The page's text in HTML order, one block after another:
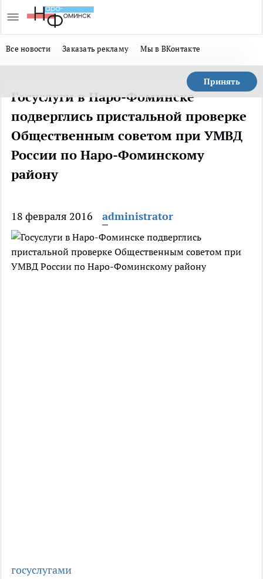
Все новости Заказать рекламу Мы в ВКонтакте
Принять
Госуслуги в Наро-Фоминске
подверглись пристальной проверке
Общественным советом при УМВД
России по Наро-Фоминскому
району
18 февраля 2016 administrator
госуслугами